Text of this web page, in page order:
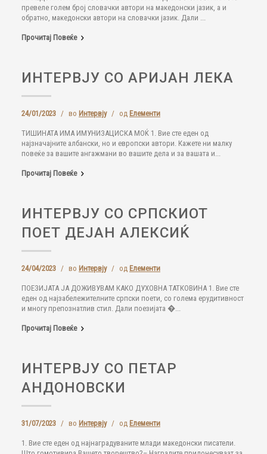
превеле голем број словачки автори на македонски јазик, а и
обратно, македонски автори на словачки јазик. Дали ...
Прочитај Повеќе
ИНТЕРВЈУ СО АРИЈАН ЛЕКА
24/01/2023 / во Интервју / од Елементи
ТИШИНАТА ИМА ИМУНИЗАЦИСКА МОЌ 1. Вие сте еден од
најзначајните албански, но и европски автори. Кажете ни малку
повеќе за вашите ангажмани во вашите дела и за вашата и...
Прочитај Повеќе
ИНТЕРВЈУ СО СРПСКИОТ
ПОЕТ ДЕЈАН АЛЕКСИЌ
24/04/2023 / во Интервју / од Елементи
ПОЕЗИЈАТА ЈА ДОЖИВУВАМ КАКО ДУХОВНА ТАТКОВИНА 1. Вие сте
еден од најзабележителните српски поети, со голема ерудитивност
и многу препознатлив стил. Дали поезијата �...
Прочитај Повеќе
ИНТЕРВЈУ СО ПЕТАР
АНДОНОВСКИ
31/07/2023 / во Интервју / од Елементи
1. Вие сте еден од најнаградуваните млади македонски писатели.